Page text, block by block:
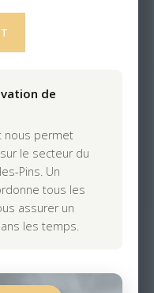
de
nous permet
le secteur du
Pins. Un
tous les
assurer un
les temps.